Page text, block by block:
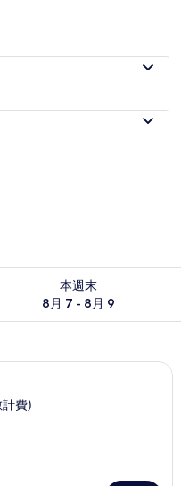
本週末
8月 7 - 8月 9
末 (8月 7 - 8月 9) 的供應
迷你吧、書桌、隔音、熨斗/熨衣板
費)